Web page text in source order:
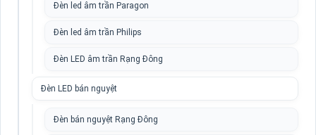
Đèn led âm trần Paragon
Đèn led âm trần Philips
Đèn LED âm trần Rạng Đông
Đèn LED bán nguyệt
Đèn bán nguyệt Rạng Đông